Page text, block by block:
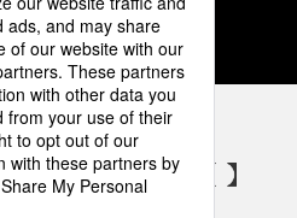
4 5
設備 SNSアカウント